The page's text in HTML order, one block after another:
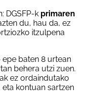
DGSFP-k primaren
du, hau da, ez
itzulpena
epe baten 8 urtean
behera utzi zuen.
ez ordaindutako
kontuan sartzen